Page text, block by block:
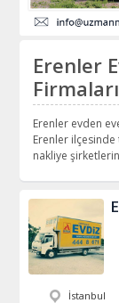
Erenler
Firmaları
Erenler evden
Erenler ilçesinde
nakliye
İstanbul